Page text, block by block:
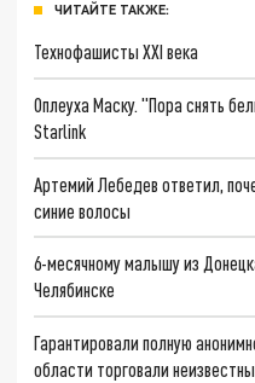
ЧИТАЙТЕ ТАКЖЕ:
Технофашисты XXI века
Оплеуха Маску. "Пора снять
Starlink
Артемий Лебедев ответил,
синие волосы
6-месячному малышу из
Челябинске
Гарантировали полную
области торговали